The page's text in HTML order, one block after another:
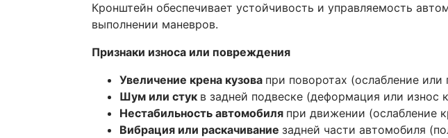
Кронштейн обеспечивает устойчивость и управляемость
выполнении маневров.
Признаки износа или повреждения
Увеличение крена кузова при поворотах (ослабление
Шум или стук в задней подвеске (деформация или износ
Нестабильность автомобиля при движении (ослабление
Вибрация или раскачивание задней части автомобиля